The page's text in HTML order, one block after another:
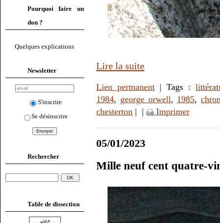
Pourquoi faire un
don ?
Quelques explications
Newsletter
S'inscrire
Se désinscrire
Rechercher
Table de dissection
Lire la suite
Lien permanent | Tags :
1984, george orwell, 1985,
chesterton | | Imprimer
05/01/2023
Mille neuf cent quatre-